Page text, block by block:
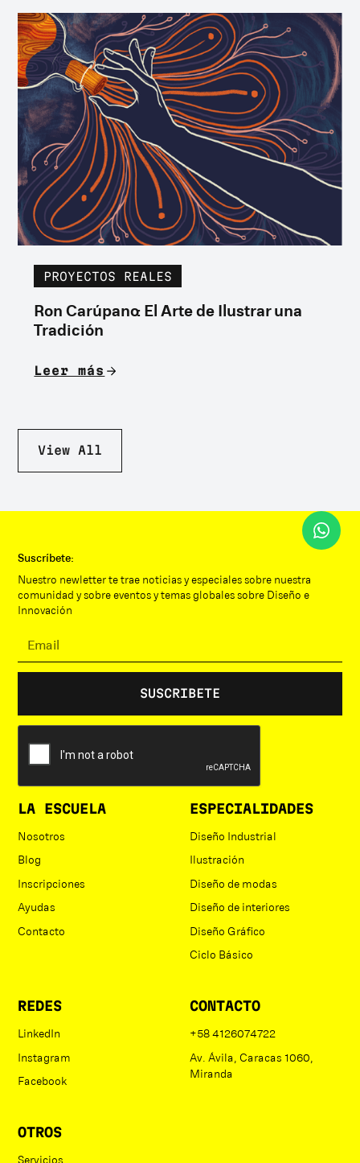
PROYECTOS REALES
Ron Carúpano: El Arte de Ilustrar una
Tradición
Leer más
View All
Suscríbete:
Nuestro newletter te trae noticias y especiales sobre nuestra
comunidad y sobre eventos y temas globales sobre Diseño e
Innovación
LA ESCUELA
Nosotros
Blog
Inscripciones
Ayudas
Contacto
ESPECIALIDADES
Diseño Industrial
Ilustración
Diseño de modas
Diseño de interiores
Diseño Gráfico
Ciclo Básico
REDES
LinkedIn
Instagram
Facebook
CONTACTO
+58 4126074722
Av. Ávila, Caracas 1060,
Miranda
OTROS
Servicios